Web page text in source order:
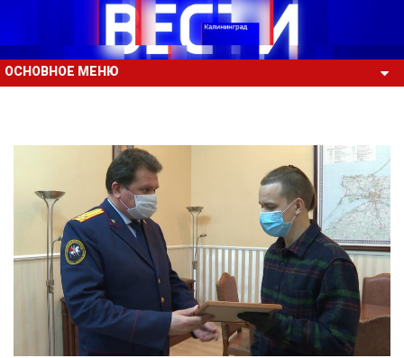
ОСНОВНОЕ МЕНЮ